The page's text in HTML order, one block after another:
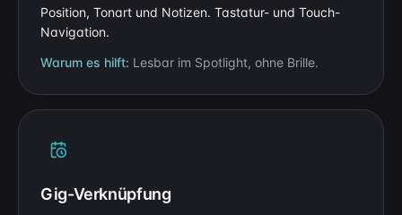
Position, Tonart und Notizen. Tastatur- und Touch-
Navigation.
Warum es hilft: Lesbar im Spotlight, ohne Brille.
Gig-Verknüpfung